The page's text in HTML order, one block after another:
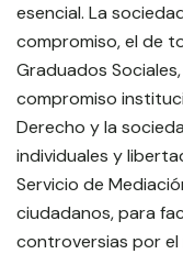
esencial. La
compromiso, el de
Graduados
compromiso
Derecho y la
individuales y
Servicio de
ciudadanos, para
controversias por el